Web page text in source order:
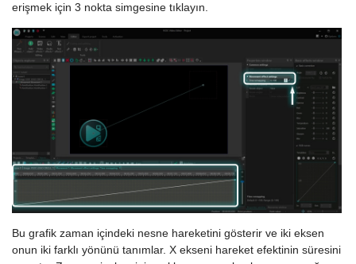
erişmek için 3 nokta simgesine tıklayın.
Bu grafik zaman içindeki nesne hareketini gösterir ve iki eksen
onun iki farklı yönünü tanımlar. X ekseni hareket efektinin süresini